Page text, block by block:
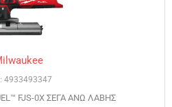
4933493347
FJS-0X ΣΕΓΑ ΑΝΩ ΛΑΒΗΣ